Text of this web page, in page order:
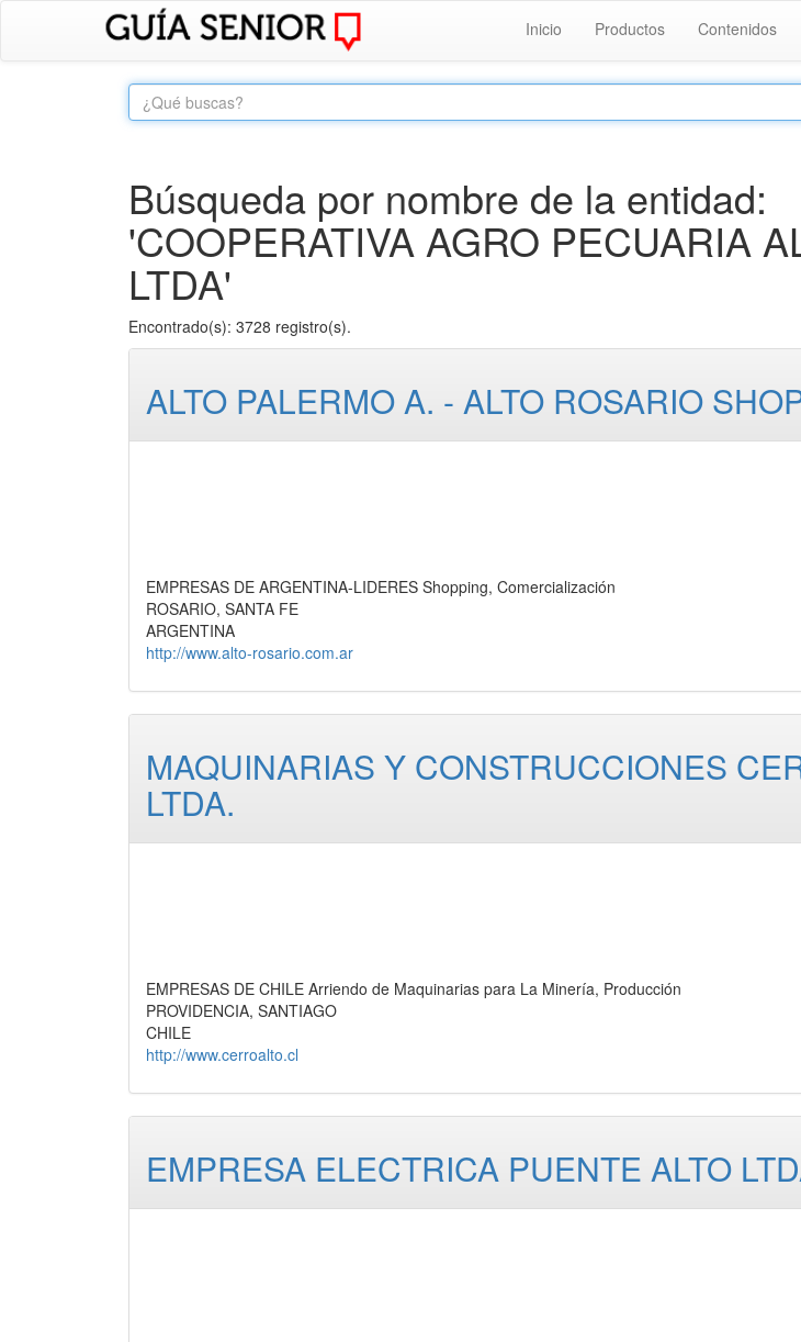
Inicio Productos Contenidos
Búsqueda por nombre de la entidad:
'COOPERATIVA AGRO PECUARIA
LTDA'
Encontrado(s): 3728 registro(s).
ALTO PALERMO A. - ALTO ROSARIO
EMPRESAS DE ARGENTINA-LIDERES Shopping, Comercialización
ROSARIO, SANTA FE
ARGENTINA
http://www.alto-rosario.com.ar
MAQUINARIAS Y CONSTRUCCIONES
LTDA.
EMPRESAS DE CHILE Arriendo de Maquinarias para La Minería, Producción
PROVIDENCIA, SANTIAGO
CHILE
http://www.cerroalto.cl
EMPRESA ELECTRICA PUENTE ALTO